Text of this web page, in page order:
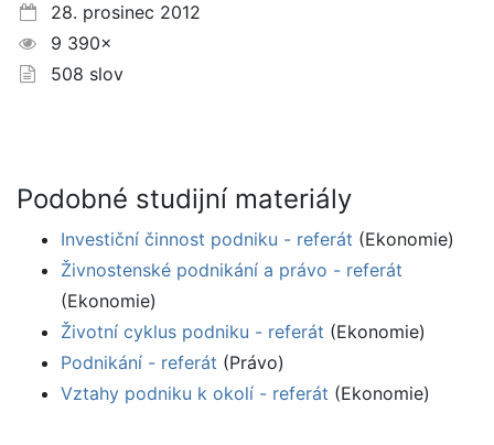
28. prosinec 2012
9 390×
508 slov
Podobné studijní materiály
Investiční činnost podniku - referát (Ekonomie)
Živnostenské podnikání a právo - referát
(Ekonomie)
Životní cyklus podniku - referát (Ekonomie)
Podnikání - referát (Právo)
Vztahy podniku k okolí - referát (Ekonomie)